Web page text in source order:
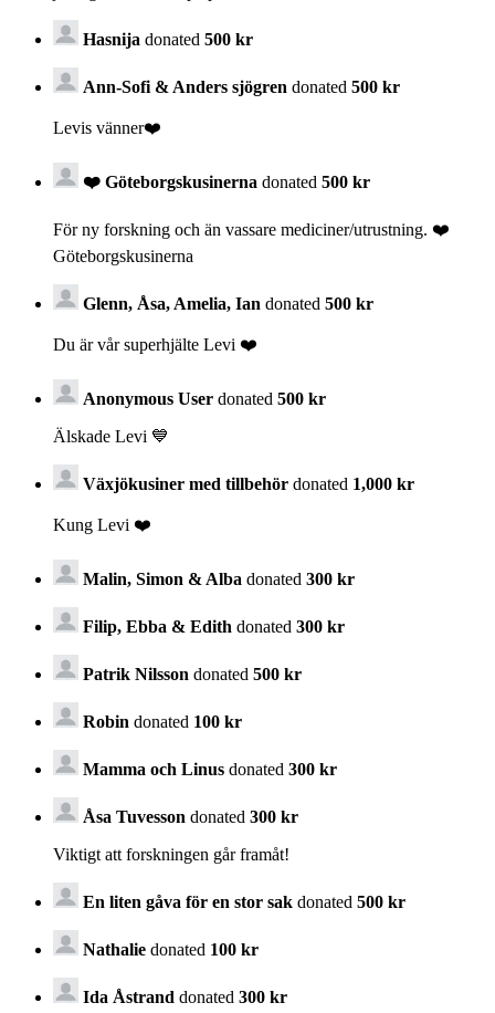
Hasnija donated 500 kr
Ann-Sofi & Anders sjögren donated 500 kr
Levis vänner❤️
❤️ Göteborgskusinerna donated 500 kr
För ny forskning och än vassare mediciner/utrustning. ❤️
Göteborgskusinerna
Glenn, Åsa, Amelia, Ian donated 500 kr
Du är vår superhjälte Levi ❤️
Anonymous User donated 500 kr
Älskade Levi 💙
Växjökusiner med tillbehör donated 1,000 kr
Kung Levi ❤️
Malin, Simon & Alba donated 300 kr
Filip, Ebba & Edith donated 300 kr
Patrik Nilsson donated 500 kr
Robin donated 100 kr
Mamma och Linus donated 300 kr
Åsa Tuvesson donated 300 kr
Viktigt att forskningen går framåt!
En liten gåva för en stor sak donated 500 kr
Nathalie donated 100 kr
Ida Åstrand donated 300 kr